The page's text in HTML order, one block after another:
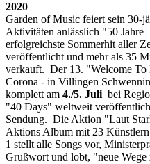
2020
Garden of Music feiert sein 30-
Aktivitäten anlässlich "50
erfolgreichste Sommerhit aller
veröffentlicht und mehr als 35
verkauft. Der 13. "Welcome To
Corona - in Villingen
komplett am 4./5. Juli bei
"40 Days" weltweit
Sendung. Die Aktion "Laut
Aktions Album mit 23
1 stellt alle Songs vor,
Grußwort und lobt, "neue Wege